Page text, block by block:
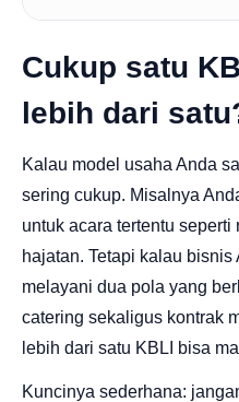
Cukup satu
lebih dari
Kalau model usaha Anda
sering cukup. Misalnya
untuk acara tertentu seperti
hajatan. Tetapi kalau bisnis
melayani dua pola yang
catering sekaligus kontrak
lebih dari satu KBLI bisa
Kuncinya sederhana: